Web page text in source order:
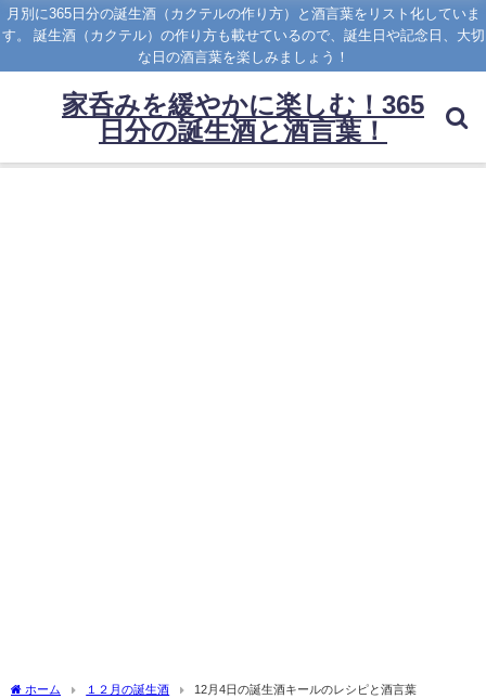
月別に365日分の誕生酒（カクテルの作り方）と酒言葉をリスト化していま
す。 誕生酒（カクテル）の作り方も載せているので、誕生日や記念日、大切
な日の酒言葉を楽しみましょう！
家呑みを緩やかに楽しむ！365
日分の誕生酒と酒言葉！
ホーム １２月の誕生酒 12月4日の誕生酒キールのレシピと酒言葉